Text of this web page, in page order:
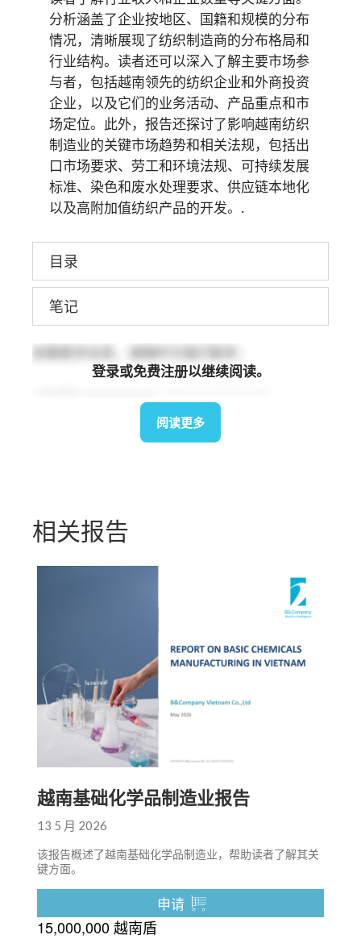
分析涵盖了企业按地区、国籍和规模的分布
情况，清晰展现了纺织制造商的分布格局和
行业结构。读者还可以深入了解主要市场参
与者，包括越南领先的纺织企业和外商投资
企业，以及它们的业务活动、产品重点和市
场定位。此外，报告还探讨了影响越南纺织
制造业的关键市场趋势和相关法规，包括出
口市场要求、劳工和环境法规、可持续发展
标准、染色和废水处理要求、供应链本地化
以及高附加值纺织产品的开发。.
目录
笔记
登录或免费注册以继续阅读。
阅读更多
相关报告
越南基础化学品制造业报告
13 5 月 2026
该报告概述了越南基础化学品制造业，帮助读者了解其关
键方面。
申请
15,000,000 越南盾